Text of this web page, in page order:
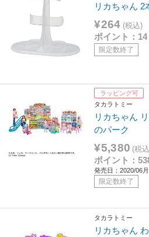
リカちゃん 2
¥264 (税込)
ポイント：14
限定数終了
ラッピング可
タカラトミー
リカちゃん
のパーク
¥5,380 (税
ポイント：
発売日：2020/06
限定数終了
タカラトミー
リカちゃん